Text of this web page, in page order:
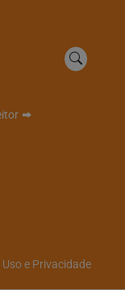
Uso e Privacidade